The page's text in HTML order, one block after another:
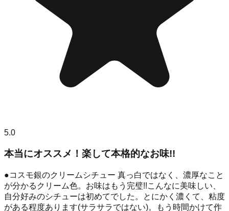
5.0
本当にオススメ！楽して本格的なお味!!
●コスモ銀のクリームシチュー 真っ白ではなく、濃厚なこと
が分かるクリーム色。お味はもう完璧!!こんなに美味しい、
自分好みのシチューは初めてでした。とにかく濃くて、粘度
がある程度あります(サラサラではない)。もう時間かけて作